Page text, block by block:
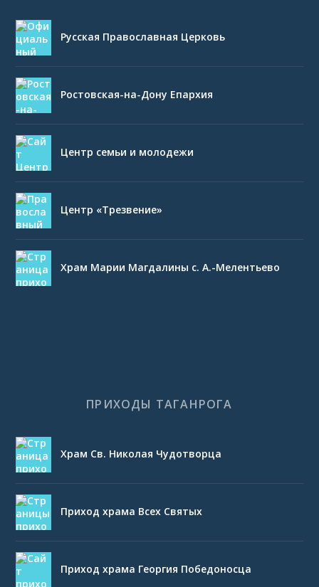
Русская Православная Церковь
Ростовская-на-Дону Епархия
Центр семьи и молодежи
Центр «Трезвение»
Храм Марии Магдалины с. А.-Мелентьево
ПРИХОДЫ ТАГАНРОГА
Храм Св. Николая Чудотворца
Приход храма Всех Святых
Приход храма Георгия Победоносца